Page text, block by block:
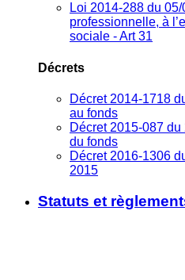
Loi 2014-288 du
professionnelle, à
sociale - Art 31
Décrets
Décret 2014-1718
au fonds
Décret 2015-087
du fonds
Décret 2016-1306
2015
Statuts et